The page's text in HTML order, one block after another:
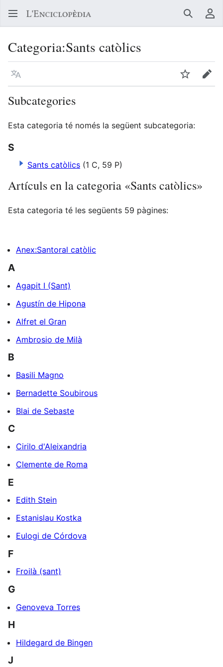
Buscar
Categoria:Sants catòlics
Llegir en un atre idioma Vigilar
Subcategories
Esta categoria té només la següent subcategoria:
S
Sants catòlics (1 C, 59 P)
Artículs en la categoria «Sants catòlics»
Esta categoria té les següents 59 pàgines:
Anex:Santoral catòlic
A
Agapit I (Sant)
Agustín de Hipona
Alfret el Gran
Ambrosio de Milà
B
Basili Magno
Bernadette Soubirous
Blai de Sebaste
C
Cirilo d'Aleixandria
Clemente de Roma
E
Edith Stein
Estanislau Kostka
Eulogi de Córdova
F
Froilà (sant)
G
Genoveva Torres
H
Hildegard de Bingen
J